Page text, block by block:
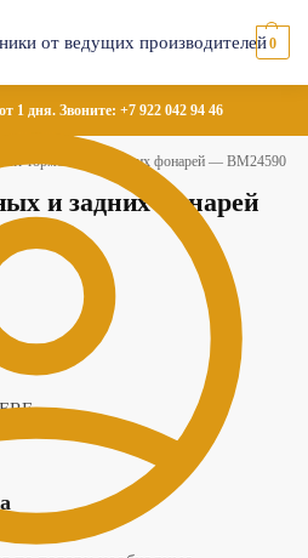
0
1 дня. Звоните: +7 922 042 94 46
тормозных и задних фонарей — BM24590
и задних фонарей